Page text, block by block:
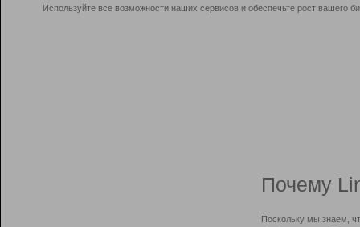
Используйте все возможности наших сервисов и обеспечьте рост вашего
Почему
Поскольку мы знаем,